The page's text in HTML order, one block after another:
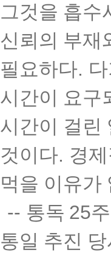
그것을 흡수
신뢰의 부재
필요하다.
시간이 요구
시간이 걸린
것이다. 경
먹을 이유가
-- 통독 25
통일 추진